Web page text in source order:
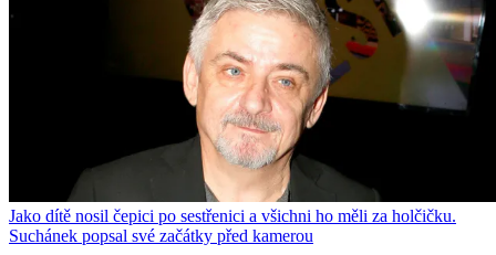
Jako dítě nosil čepici po sestřenici a všichni ho měli za holčičku.
Suchánek popsal své začátky před kamerou